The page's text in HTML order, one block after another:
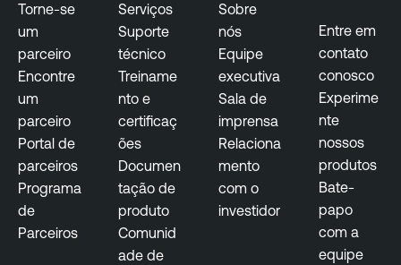
a
c
e
M
a
n
a
g
e
e
Torne-se
um
parceiro
Encontre
um
parceiro
Portal de
parceiros
Programa
de
Parceiros
Serviços
Suporte
técnico
Treiname
nto e
certificaç
ões
Documen
tação de
produto
Comunid
ade de
Sobre
nós
Equipe
executiva
Sala de
imprensa
Relaciona
mento
com o
investidor
Entre em
contato
conosco
Experime
nte
nossos
produtos
Bate-
papo
com a
equipe